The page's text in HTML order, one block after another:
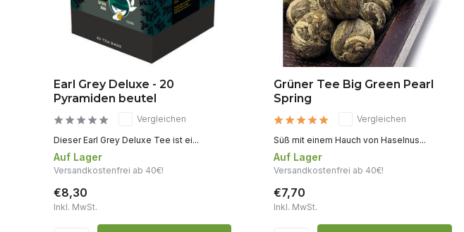
Earl Grey Deluxe - 20
Pyramiden beutel
Vergleichen
Dieser Earl Grey Deluxe Tee ist ei...
Auf Lager
Versandkostenfrei ab 40€!
€8,30
Inkl. MwSt.
Grüner Tee Big Green Pearl
Spring
Vergleichen
Süß mit einem Hauch von Haselnus...
Auf Lager
Versandkostenfrei ab 40€!
€7,70
Inkl. MwSt.